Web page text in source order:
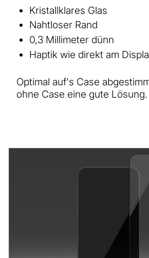
Kristallklares Glas
Nahtloser Rand
0,3 Millimeter dünn
Haptik wie direkt am
Optimal auf's Case
ohne Case eine gute Lösung.